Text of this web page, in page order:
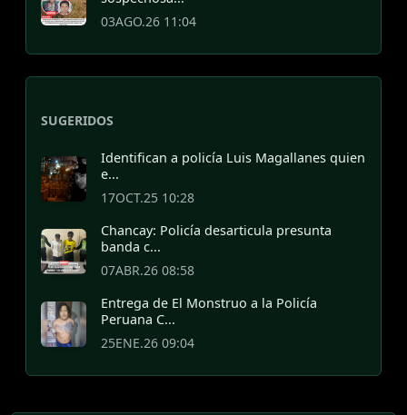
03AGO.26 11:04
SUGERIDOS
Identifican a policía Luis Magallanes quien
e...
17OCT.25 10:28
Chancay: Policía desarticula presunta
banda c...
07ABR.26 08:58
Entrega de El Monstruo a la Policía
Peruana C...
25ENE.26 09:04